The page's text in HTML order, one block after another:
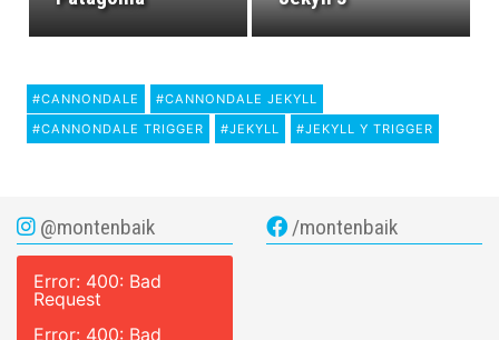
#CANNONDALE
#CANNONDALE JEKYLL
#CANNONDALE TRIGGER
#JEKYLL #JEKYLL Y TRIGGER
@montenbaik
Error: 400: Bad
Request
Error: 400: Bad
/montenbaik